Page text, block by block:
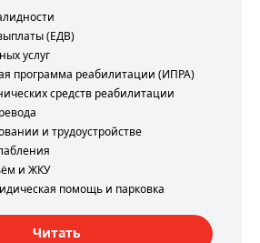
(ЕДВ)
услуг
программа реабилитации (ИПРА)
средств реабилитации
и трудоустройстве
и ЖКУ
помощь и парковка
Читать